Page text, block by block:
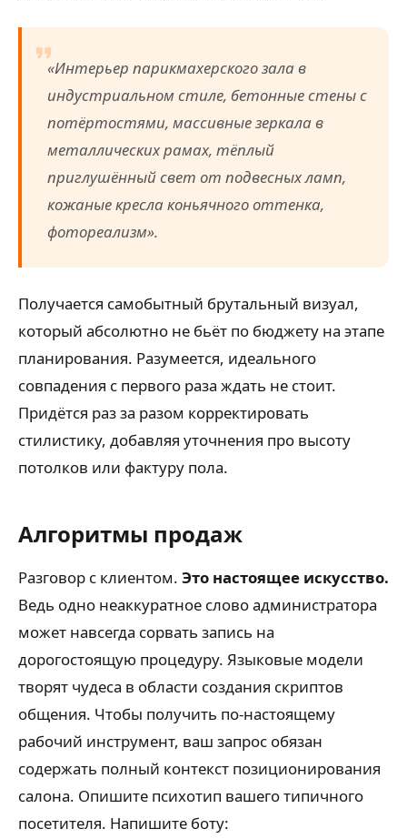
«Интерьер парикмахерского зала в
индустриальном стиле, бетонные стены с
потёртостями, массивные зеркала в
металлических рамах, тёплый
приглушённый свет от подвесных ламп,
кожаные кресла коньячного оттенка,
фотореализм».
Получается самобытный брутальный визуал,
который абсолютно не бьёт по бюджету на этапе
планирования. Разумеется, идеального
совпадения с первого раза ждать не стоит.
Придётся раз за разом корректировать
стилистику, добавляя уточнения про высоту
потолков или фактуру пола.
Алгоритмы продаж
Разговор с клиентом. Это настоящее искусство.
Ведь одно неаккуратное слово администратора
может навсегда сорвать запись на
дорогостоящую процедуру. Языковые модели
творят чудеса в области создания скриптов
общения. Чтобы получить по-настоящему
рабочий инструмент, ваш запрос обязан
содержать полный контекст позиционирования
салона. Опишите психотип вашего типичного
посетителя. Напишите боту: